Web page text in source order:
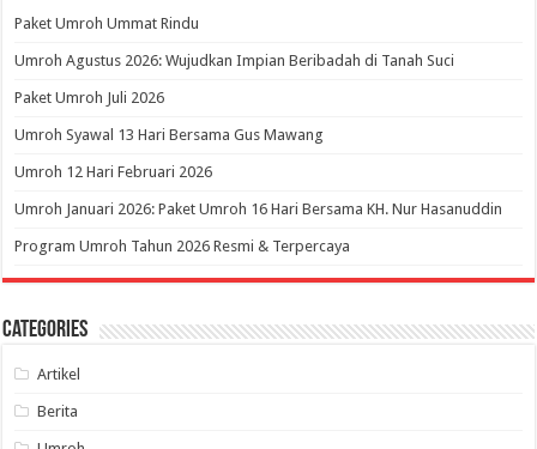
Paket Umroh Ummat Rindu
Umroh Agustus 2026: Wujudkan Impian Beribadah di Tanah Suci
Paket Umroh Juli 2026
Umroh Syawal 13 Hari Bersama Gus Mawang
Umroh 12 Hari Februari 2026
Umroh Januari 2026: Paket Umroh 16 Hari Bersama KH. Nur Hasanuddin
Program Umroh Tahun 2026 Resmi & Terpercaya
Categories
Artikel
Berita